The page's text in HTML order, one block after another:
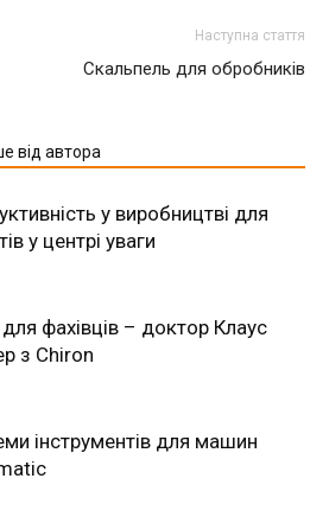
Наступна стаття
Скальпель для обробників
від автора
у виробництві для
у центрі уваги
фахівців – доктор Клаус
з Chiron
інструментів для машин